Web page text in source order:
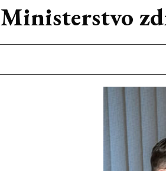
Ministerstvo